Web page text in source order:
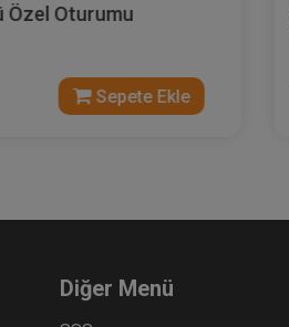
Özel Oturumu
Sepete Ekle
Diğer Menü